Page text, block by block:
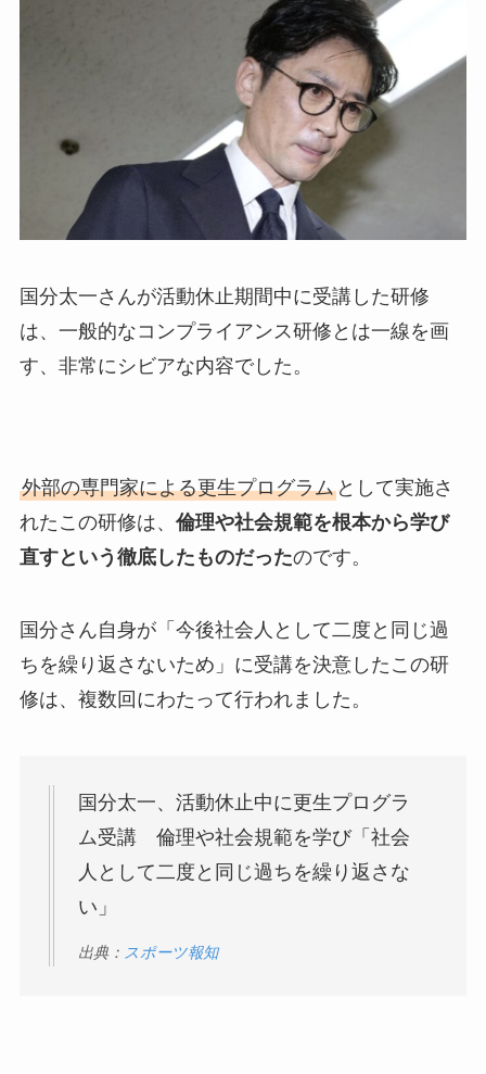
国分太一さんが活動休止期間中に受講した研修
は、一般的なコンプライアンス研修とは一線を画
す、非常にシビアな内容でした。
外部の専門家による更生プログラムとして実施さ
れたこの研修は、 倫理や社会規範を根本から学び
直すという徹底したものだったのです。
国分さん自身が「今後社会人として二度と同じ過
ちを繰り返さないため」に受講を決意したこの研
修は、複数回にわたって行われました。
国分太一、活動休止中に更生プログラ
ム受講 倫理や社会規範を学び「社会
人として二度と同じ過ちを繰り返さな
い」
出典： スポーツ報知